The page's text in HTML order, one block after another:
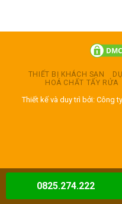
THIẾT BỊ KHÁCH SẠN
HOÁ CHẤT TẨY RỬA
Thiết kế và duy trì bởi: Công
0825.274.222